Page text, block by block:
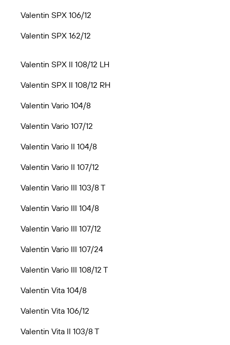
Valentin SPX 106/12
Valentin SPX 162/12
Valentin SPX II 108/12 LH
Valentin SPX II 108/12 RH
Valentin Vario 104/8
Valentin Vario 107/12
Valentin Vario II 104/8
Valentin Vario II 107/12
Valentin Vario III 103/8 T
Valentin Vario III 104/8
Valentin Vario III 107/12
Valentin Vario III 107/24
Valentin Vario III 108/12 T
Valentin Vita 104/8
Valentin Vita 106/12
Valentin Vita II 103/8 T